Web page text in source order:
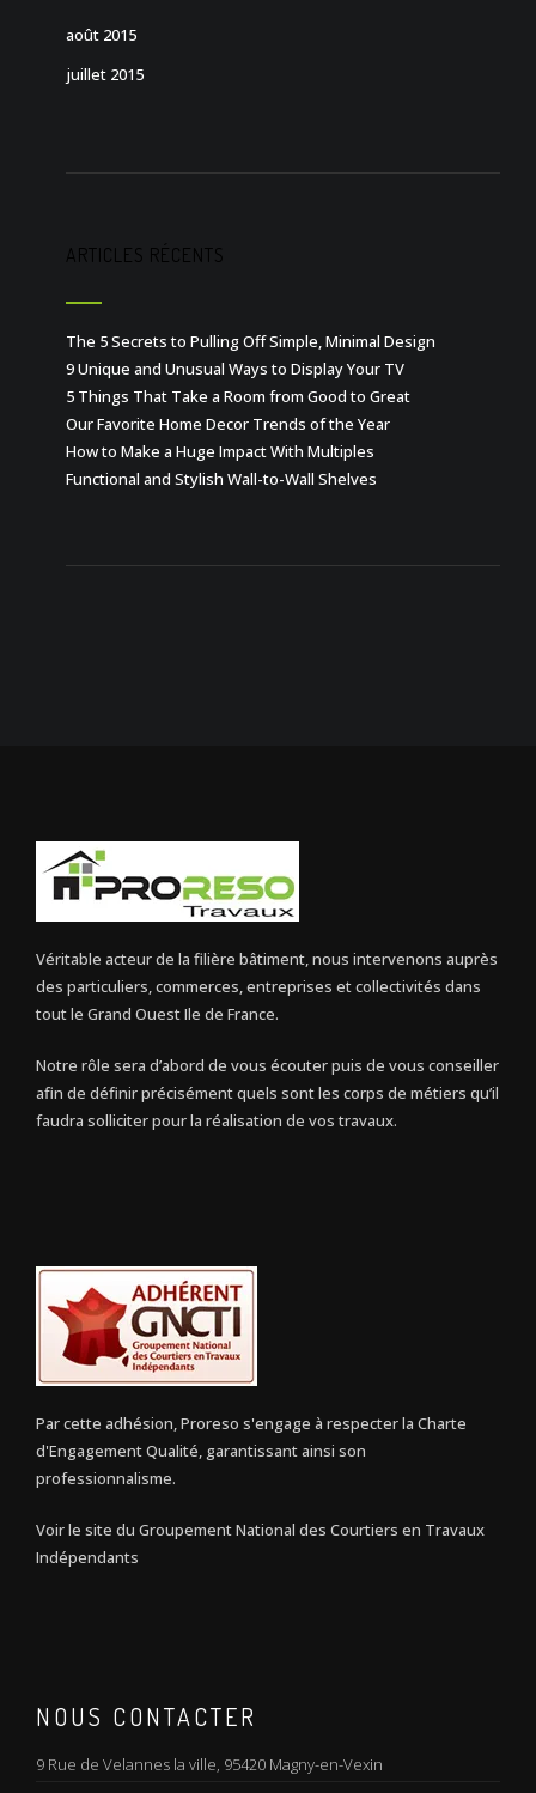
août 2015
juillet 2015
ARTICLES RÉCENTS
The 5 Secrets to Pulling Off Simple, Minimal Design
9 Unique and Unusual Ways to Display Your TV
5 Things That Take a Room from Good to Great
Our Favorite Home Decor Trends of the Year
How to Make a Huge Impact With Multiples
Functional and Stylish Wall-to-Wall Shelves
Véritable acteur de la filière bâtiment, nous intervenons auprès
des particuliers, commerces, entreprises et collectivités dans
tout le Grand Ouest Ile de France.
Notre rôle sera d’abord de vous écouter puis de vous conseiller
afin de définir précisément quels sont les corps de métiers qu’il
faudra solliciter pour la réalisation de vos travaux.
Par cette adhésion, Proreso s'engage à respecter la Charte
d'Engagement Qualité, garantissant ainsi son
professionnalisme.
Voir le site du Groupement National des Courtiers en Travaux
Indépendants
NOUS CONTACTER
9 Rue de Velannes la ville, 95420 Magny-en-Vexin